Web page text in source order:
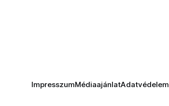
ImpresszumMédiaajánlatAdatvédelem